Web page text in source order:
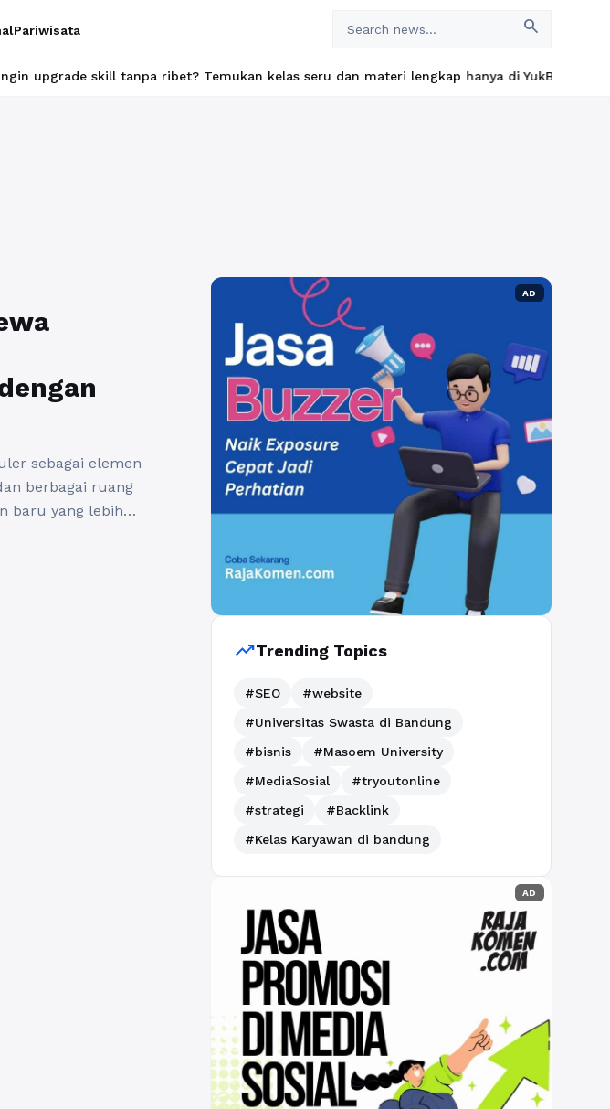
Pariwisata search
skill tanpa ribet? Temukan kelas seru dan materi lengkap hanya di YukBelajar.com.
sebagai elemen
berbagai ruang
baru yang lebih
hias
AD
trending_upTrending Topics
#SEO
#website
#Universitas Swasta di Bandung
#bisnis
#Masoem University
#MediaSosial
#tryoutonline
#strategi
#Backlink
#Kelas Karyawan di bandung
AD